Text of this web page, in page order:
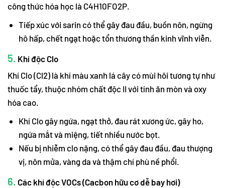
công thức hóa học là C4H10FO2P.
Tiếp xúc với sarin có thể gây đau đầu, buồn nôn, ngừng
hô hấp, chết ngạt hoặc tổn thương thần kinh vĩnh viễn.
5. Khí độc Clo
Khí Clo (Cl2) là khí màu xanh lá cây có mùi hôi tương tự như
thuốc tẩy, thuộc nhóm chất độc II với tính ăn mòn và oxy
hóa cao.
Khí Clo gây ngứa, ngạt thở, đau rát xương ức, gây ho,
ngứa mắt và miệng, tiết nhiều nước bọt.
Nếu bị nhiễm clo nặng, có thể gây đau đầu, đau thượng
vị, nôn mửa, vàng da và thậm chí phù nề phổi.
6. Các khí độc VOCs (Cacbon hữu cơ dễ bay hơi)